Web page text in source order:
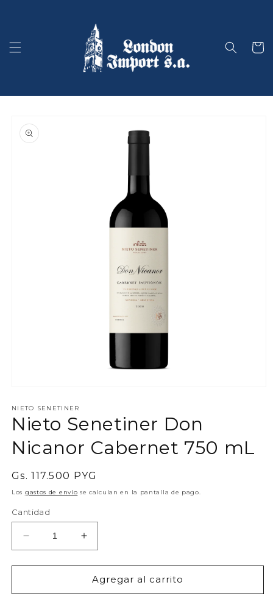
Carrito
información
multimedia
1
en
ventana
modal
NIETO SENETINER
Nieto Senetiner Don
Nicanor Cabernet 750 mL
Precio
habitual
Gs. 117.500 PYG
Los gastos de envío se calculan en la pantalla de pago.
Cantidad
Reducir
cantidad
para
Senetiner
Aumentar
cantidad
para
Nieto
Senetiner
Agregar al carrito